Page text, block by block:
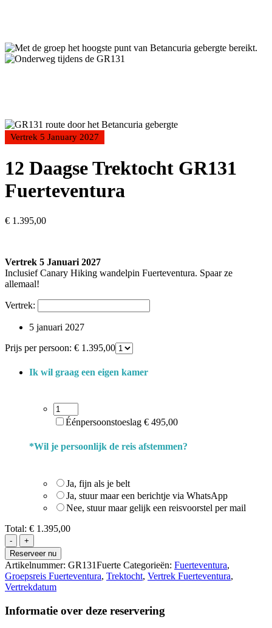
Vertrek 5 January 2027
12 Daagse Trektocht GR131
Fuerteventura
€ 1.395,00
Vertrek 5 Januari 2027
Inclusief Canary Hiking wandelpin Fuerteventura. Spaar ze
allemaal!
Vertrek:
5 januari 2027
Prijs per persoon: € 1.395,00
Ik wil graag een eigen kamer
Éénpersoonstoeslag € 495,00
*Wil je persoonlijk de reis afstemmen?
Ja, fijn als je belt
Ja, stuur maar een berichtje via WhatsApp
Nee, stuur maar gelijk een reisvoorstel per mail
Total: € 1.395,00
12
Daagse
Trektocht
GR131
Fuerteventura
aantal
Reserveer nu
Artikelnummer: GR131Fuerte Categorieën: Fuerteventura,
Groepsreis Fuerteventura, Trektocht, Vertrek Fuerteventura,
Vertrekdatum
Informatie over deze reservering